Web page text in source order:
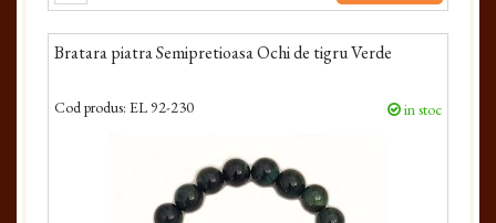
Bratara piatra Semipretioasa Ochi de tigru Verde
Cod produs: EL 92-230 in stoc